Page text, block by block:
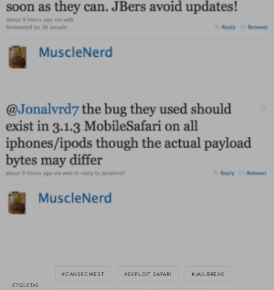
ETIQUETAS
CANSECWEST EXPLOIT SAFARI JAILBREAK